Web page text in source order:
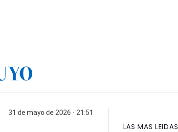
31 de mayo de 2026 - 21:51
LAS MAS LEIDAS